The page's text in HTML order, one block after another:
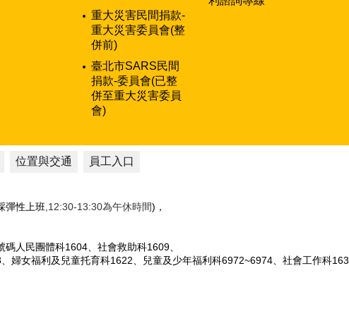
重大災害民間捐款-
重大災害委員會(整
併前)
臺北市SARS民間
捐款-委員會(已整
併至重大災害委員
會)
位置與交通 員工入口
彈性上班 ,12:30-13:30為午休時間)，
人民團體科1604、社會救助科1609、
婦女福利及兒童托育科1622、兒童及少年福利科6972~6974、社會工作科